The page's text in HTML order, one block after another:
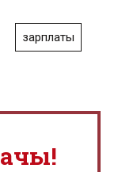
зарплаты